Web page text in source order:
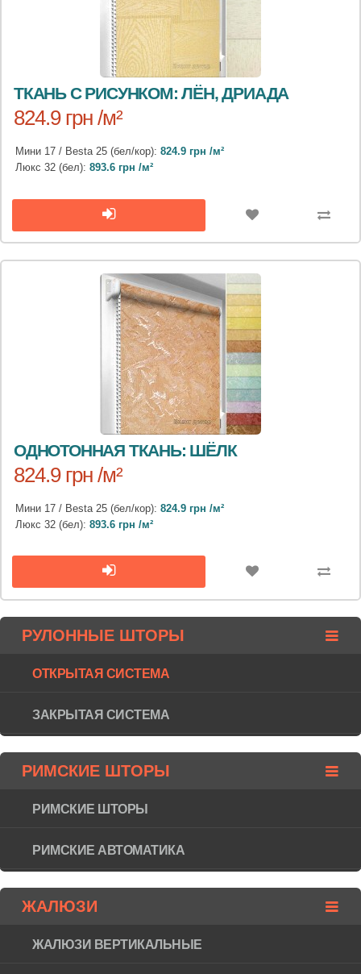
ТКАНЬ С РИСУНКОМ: ЛЁН, ДРИАДА
824.9 грн /м²
Мини 17 / Besta 25 (бел/кор): 824.9 грн /м²
Люкс 32 (бел): 893.6 грн /м²
ОДНОТОННАЯ ТКАНЬ: ШЁЛК
824.9 грн /м²
Мини 17 / Besta 25 (бел/кор): 824.9 грн /м²
Люкс 32 (бел): 893.6 грн /м²
РУЛОННЫЕ ШТОРЫ
ОТКРЫТАЯ СИСТЕМА
ЗАКРЫТАЯ СИСТЕМА
РИМСКИЕ ШТОРЫ
РИМСКИЕ ШТОРЫ
РИМСКИЕ АВТОМАТИКА
ЖАЛЮЗИ
ЖАЛЮЗИ ВЕРТИКАЛЬНЫЕ